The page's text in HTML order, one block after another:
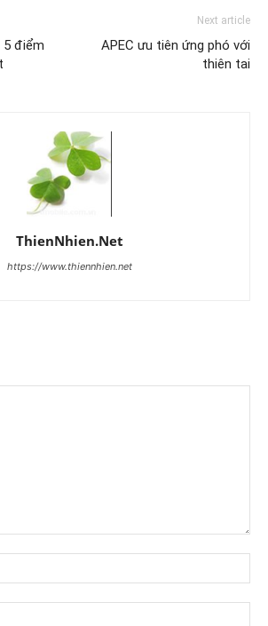
5 điểm
Next article
APEC ưu tiên ứng phó với
thiên tai
ThienNhien.Net
https://www.thiennhien.net